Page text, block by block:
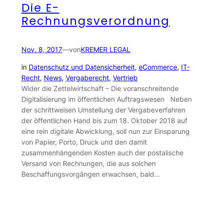
Die E-
Rechnungsverordnung
Nov. 8, 2017—vonKREMER LEGAL
in Datenschutz und Datensicherheit, eCommerce, IT-
Recht, News, Vergaberecht, Vertrieb
Wider die Zettelwirtschaft – Die voranschreitende
Digitalisierung im öffentlichen Auftragswesen Neben
der schrittweisen Umstellung der Vergabeverfahren
der öffentlichen Hand bis zum 18. Oktober 2018 auf
eine rein digitale Abwicklung, soll nun zur Einsparung
von Papier, Porto, Druck und den damit
zusammenhängenden Kosten auch der postalische
Versand von Rechnungen, die aus solchen
Beschaffungsvorgängen erwachsen, bald…